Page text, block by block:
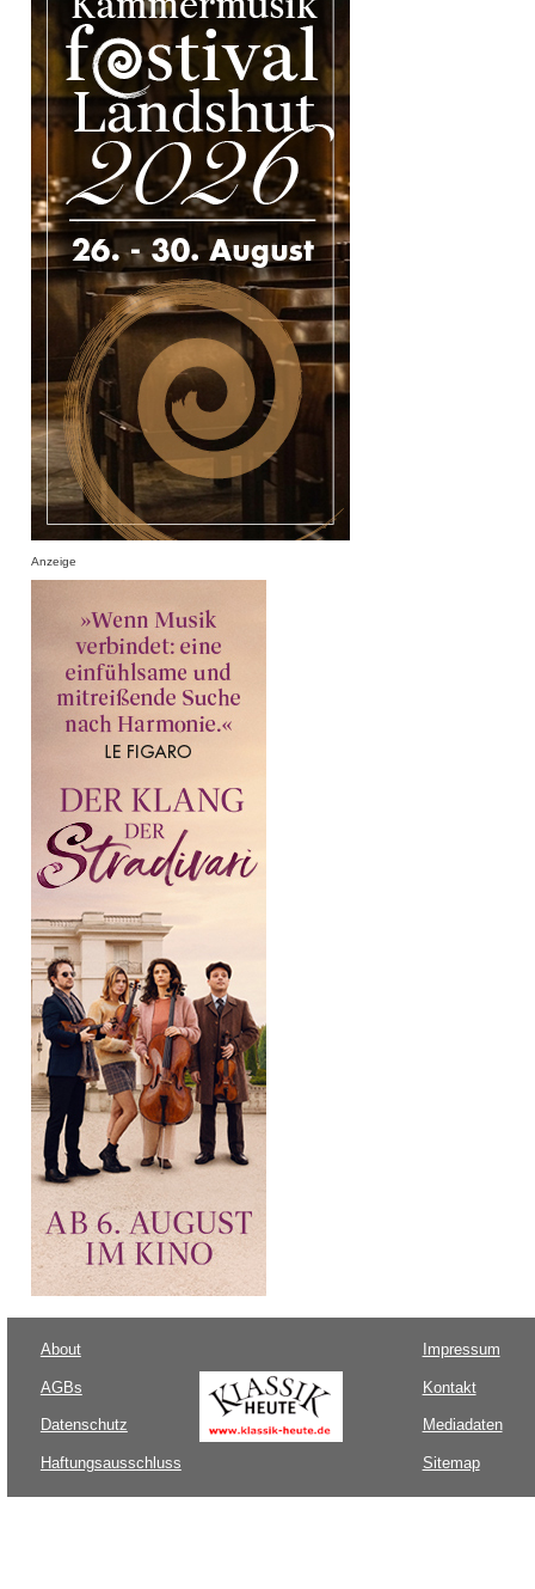
Anzeige
About
AGBs
Datenschutz
Haftungsausschluss
Impressum
Kontakt
Mediadaten
Sitemap